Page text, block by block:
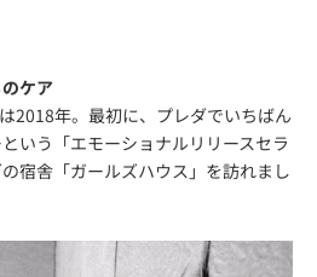
ケア
2018年。最初に、プレダでいちばん
いう「エモーショナルリリースセラ
宿舎「ガールズハウス」を訪れまし